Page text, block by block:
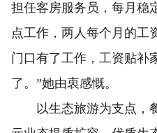
担任客房服务员，每月稳
点工作，两人每个月的工
门口有了工作，工资贴补
了。”她由衷感慨。
以生态旅游为支点，